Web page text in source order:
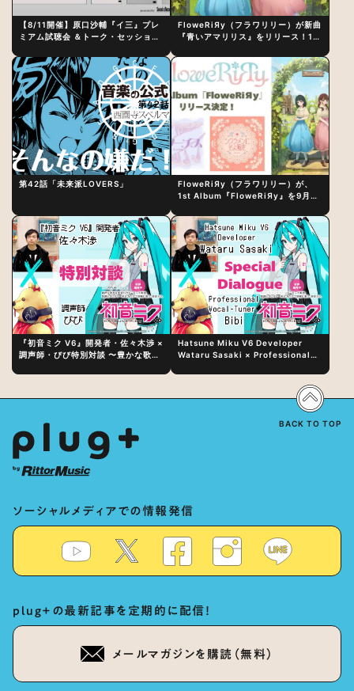
【8/11開催】原口沙輔『イ三』プレ
ミアム試聴会 ＆トーク・セッション
制作秘話
FloweRiЯy（フラワリリー）が新曲
『青いアマリリス』をリリース！1st
第42話「未来派LOVERS」
FloweRiЯy（フラワリリー）が、
1st Album『FloweRiЯy』を9月23
『初音ミク V6』開発者・佐々木渉 ×
調声師・びび特別対談 〜豊かな歌声
Hatsune Miku V6 Developer
Wataru Sasaki × Professional
Vocal Expression Lies in “Love
for the singing characters” and
ソーシャルメディアでの情報発信
plug+の最新記事を定期的に配信！
メールマガジンを購読（無料）
BACK TO TOP